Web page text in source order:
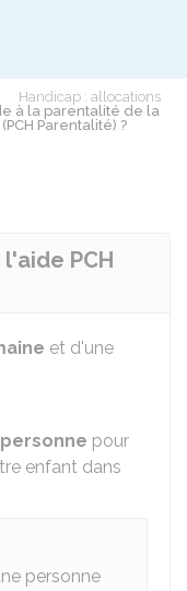
Handicap : allocations
à la parentalité de la
Parentalité) ?
PCH
et d'une
pour
enfant dans
personne